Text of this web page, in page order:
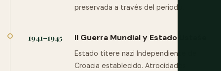
preservada a través del período.
1941–1945 II Guerra Mundial y Estado Ustaše
Estado títere nazi Independiente de
Croacia establecido. Atrocidades